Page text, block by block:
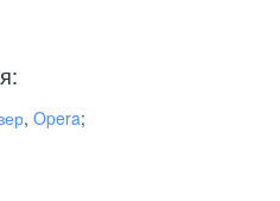
, Opera;